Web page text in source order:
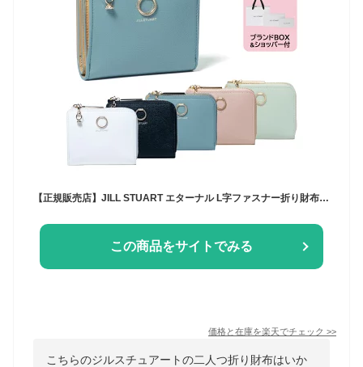
この商品をサイトでみる
価格と在庫を楽天でチェック >>
こちらのジルスチュアートの二人つ折り財布はいか